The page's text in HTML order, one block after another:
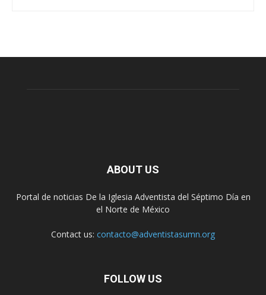
ABOUT US
Portal de noticias De la Iglesia Adventista del Séptimo Día en
el Norte de México
Contact us: contacto@adventistasumn.org
FOLLOW US